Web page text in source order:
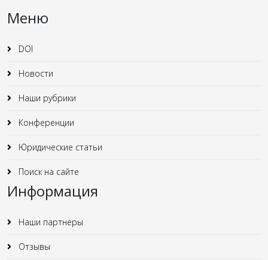
Меню
DOI
Новости
Наши рубрики
Конференции
Юридические статьи
Поиск на сайте
Информация
Наши партнеры
Отзывы